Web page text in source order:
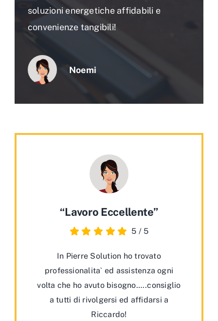
soluzioni energetiche affidabili e
convenienze tangibili!
Noemi
“Lavoro Eccellente”
5 / 5
In Pierre Solution ho trovato
professionalita` ed assistenza ogni
volta che ho avuto bisogno…..consiglio
a tutti di rivolgersi ed affidarsi a
Riccardo!